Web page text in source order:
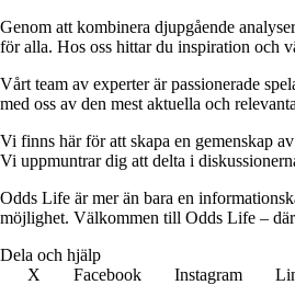
Genom att kombinera djupgående
för alla. Hos oss hittar du inspiration och
Vårt team av experter är passionerade
med oss av den mest aktuella och
Vi finns här för att skapa en gemenskap
Vi uppmuntrar dig att delta i
Odds Life är mer än bara en
möjlighet. Välkommen till Odds Life –
Dela och hjälp
X
Facebook Instagram